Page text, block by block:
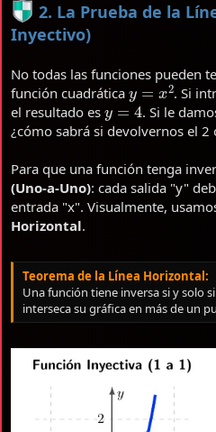
2. La Prueba de la
Inyectivo)
No todas las funciones pueden
función cuadrática y=x 2 . Si
el resultado es y=4
. Si le
¿cómo sabrá si devolvernos el 2
Para que una función tenga
(Uno-a-Uno): cada salida "y"
entrada "x". Visualmente,
Horizontal.
Teorema de la Línea Horizontal:
Una función tiene inversa si y solo si
interseca su gráfica en más de un